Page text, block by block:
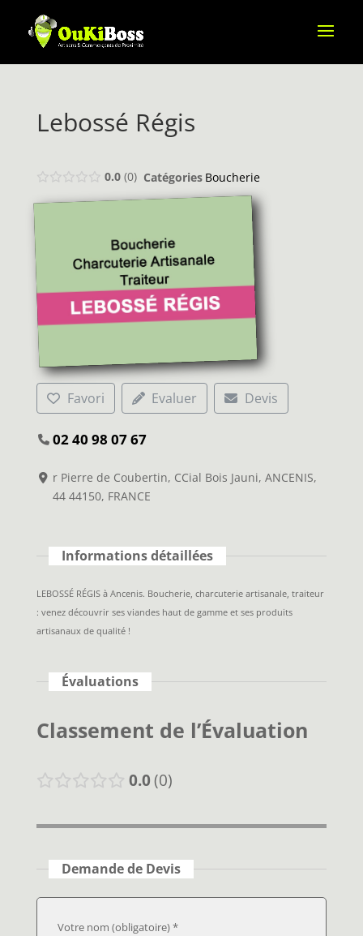
Lebossé Régis
0.0 0 Catégories Boucherie
Favori Evaluer Devis
02 40 98 07 67
r Pierre de Coubertin, CCial Bois Jauni, ANCENIS,
44 44150, FRANCE
Informations détaillées
LEBOSSÉ RÉGIS à Ancenis. Boucherie, charcuterie artisanale, traiteur
: venez découvrir ses viandes haut de gamme et ses produits
artisanaux de qualité !
Évaluations
Classement de l’Évaluation
0.0 0
Demande de Devis
Votre nom (obligatoire) *